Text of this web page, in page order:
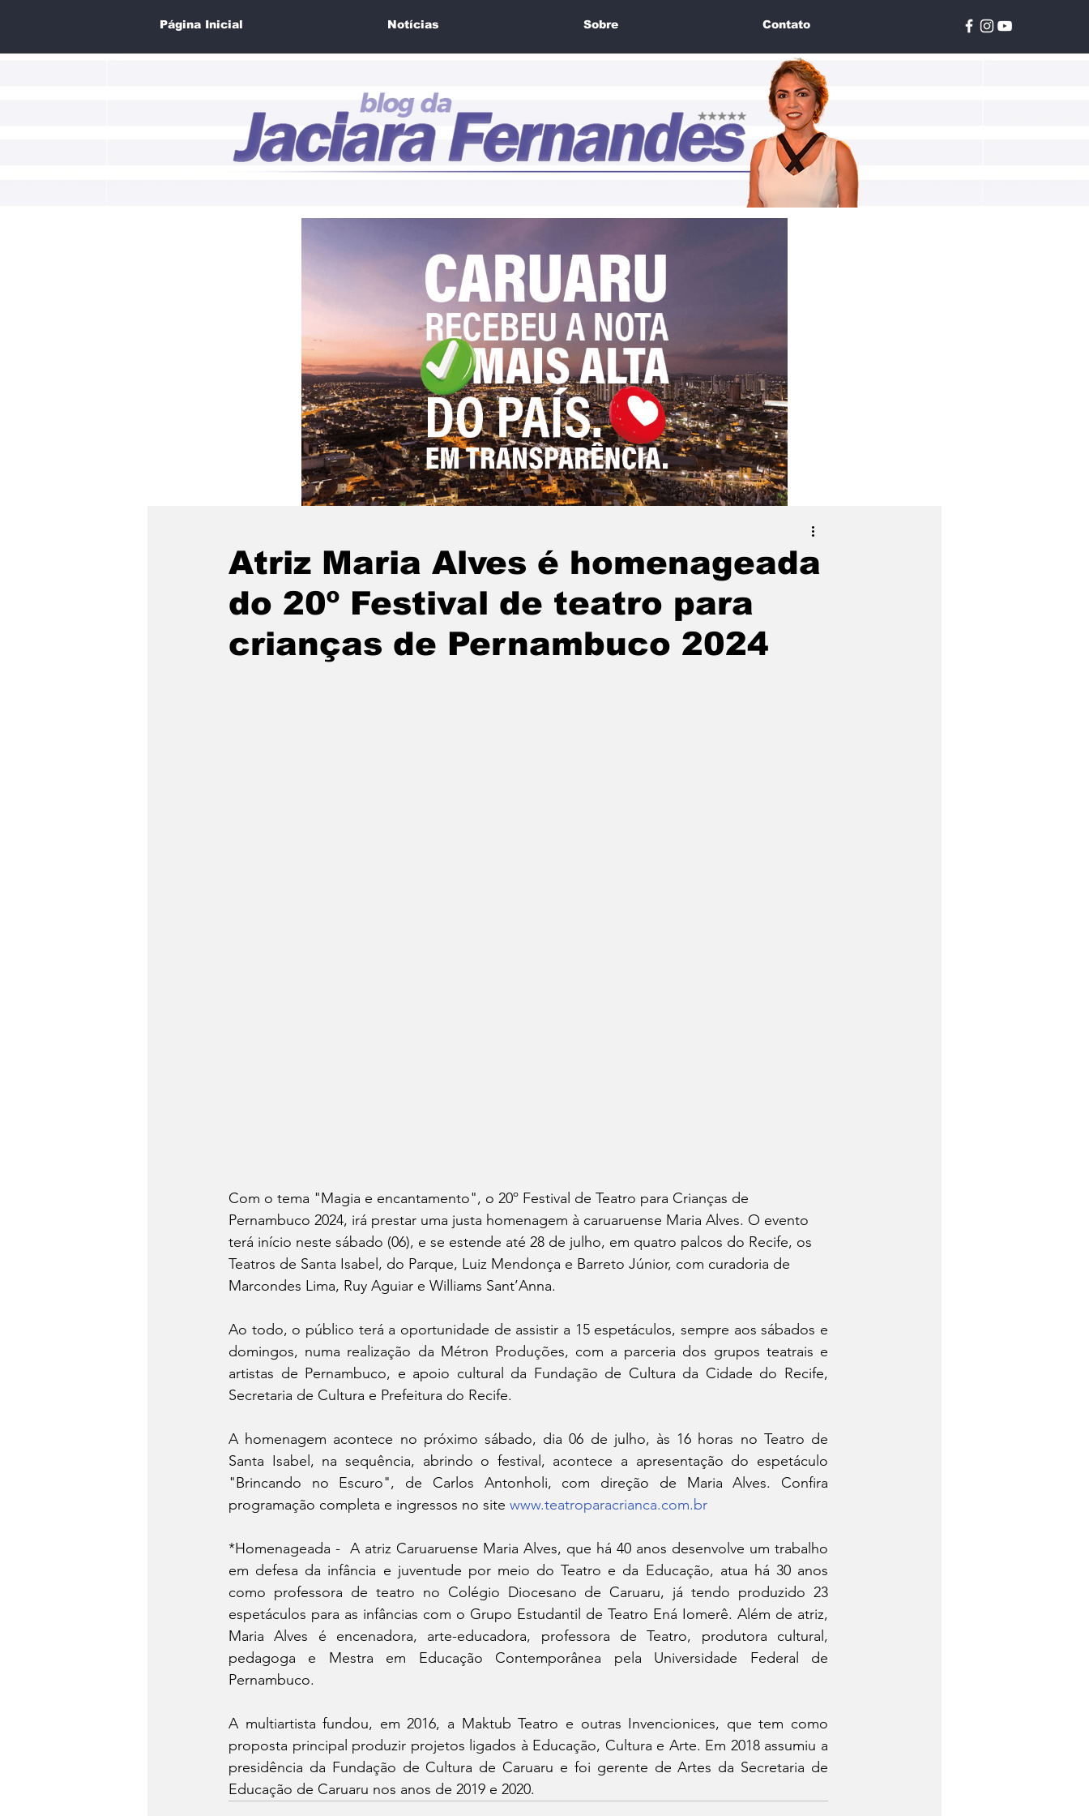
Página Inicial Notícias Sobre Contato
Atriz Maria Alves é homenageada
do 20º Festival de teatro para
crianças de Pernambuco 2024
Com o tema "Magia e encantamento", o 20º Festival de Teatro para Crianças de
Pernambuco 2024, irá prestar uma justa homenagem à caruaruense Maria Alves. O evento
terá início neste sábado (06), e se estende até 28 de julho, em quatro palcos do Recife, os
Teatros de Santa Isabel, do Parque, Luiz Mendonça e Barreto Júnior, com curadoria de
Marcondes Lima, Ruy Aguiar e Williams Sant’Anna.
Ao todo, o público terá a oportunidade de assistir a 15 espetáculos, sempre aos sábados e
domingos, numa realização da Métron Produções, com a parceria dos grupos teatrais e
artistas de Pernambuco, e apoio cultural da Fundação de Cultura da Cidade do Recife,
Secretaria de Cultura e Prefeitura do Recife.
A homenagem acontece no próximo sábado, dia 06 de julho, às 16 horas no Teatro de
Santa Isabel, na sequência, abrindo o festival, acontece a apresentação do espetáculo
"Brincando no Escuro", de Carlos Antonholi, com direção de Maria Alves. Confira
programação completa e ingressos no site www.teatroparacrianca.com.br
*Homenageada -  A atriz Caruaruense Maria Alves, que há 40 anos desenvolve um trabalho
em defesa da infância e juventude por meio do Teatro e da Educação, atua há 30 anos
como professora de teatro no Colégio Diocesano de Caruaru, já tendo produzido 23
espetáculos para as infâncias com o Grupo Estudantil de Teatro Ená Iomerê. Além de atriz,
Maria Alves é encenadora, arte-educadora, professora de Teatro, produtora cultural,
pedagoga e Mestra em Educação Contemporânea pela Universidade Federal de
Pernambuco.
A multiartista fundou, em 2016, a Maktub Teatro e outras Invencionices, que tem como
proposta principal produzir projetos ligados à Educação, Cultura e Arte. Em 2018 assumiu a
presidência da Fundação de Cultura de Caruaru e foi gerente de Artes da Secretaria de
Educação de Caruaru nos anos de 2019 e 2020.